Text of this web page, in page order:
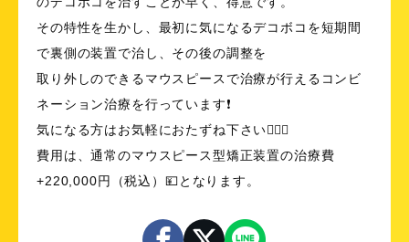
その特性を生かし、最初に気になるデコボコを短期間
で裏側の装置で治し、その後の調整を
取り外しのできるマウスピースで治療が行えるコンビ
ネーション治療を行っています❗️
気になる方はお気軽におたずね下さい💁🏻‍♂️
費用は、通常のマウスピース型矯正装置の治療費
+220,000円（税込）💴となります。